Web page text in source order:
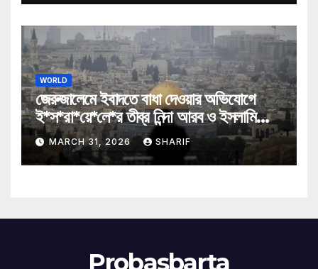
WORLD
জেরুজালেমে ইবাদতে বাধা দেওয়ার অভিযোগে
ই*স*রা*য়ে*লে*র তীব্র নিন্দা আরব ও ইসলামি
মন্ত্রীদের
MARCH 31, 2026 SHARIF
Probasbarta